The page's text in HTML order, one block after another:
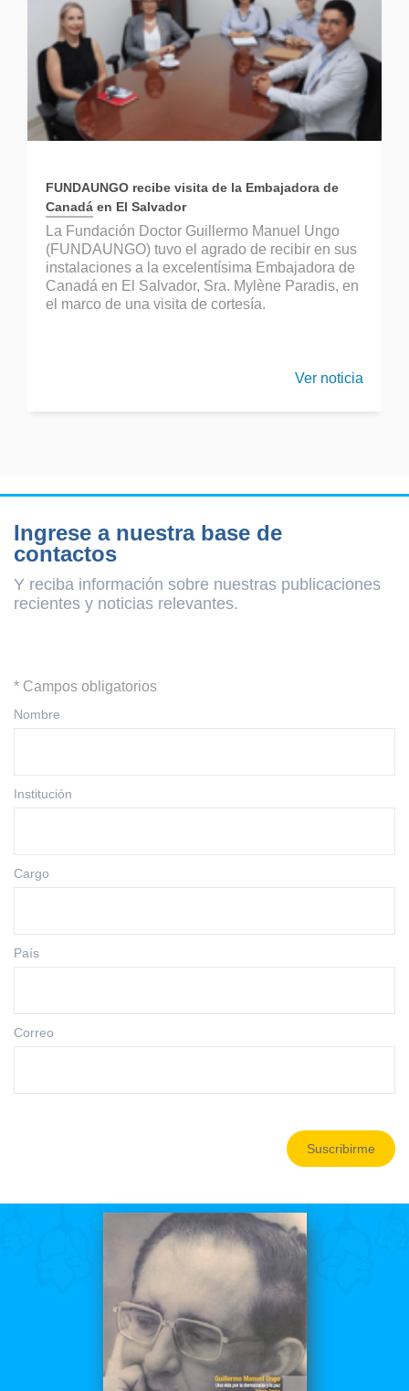
FUNDAUNGO recibe visita de la Embajadora de
Canadá en El Salvador
La Fundación Doctor Guillermo Manuel Ungo
(FUNDAUNGO) tuvo el agrado de recibir en sus
instalaciones a la excelentísima Embajadora de
Canadá en El Salvador, Sra. Mylène Paradis, en
el marco de una visita de cortesía.
Ver noticia
Ingrese a nuestra base de
contactos
Y reciba información sobre nuestras publicaciones
recientes y noticias relevantes.
* Campos obligatorios
Nombre
Institución
Cargo
País
Correo
Suscribirme